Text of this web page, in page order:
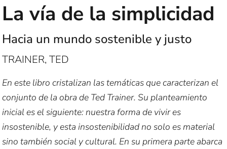
La vía de la simplicidad
Hacia un mundo sostenible y justo
TRAINER, TED
En este libro cristalizan las temáticas que caracterizan el
conjunto de la obra de Ted Trainer. Su planteamiento
inicial es el siguiente: nuestra forma de vivir es
insostenible, y esta insostenibilidad no solo es material
sino también social y cultural. En su primera parte abarca